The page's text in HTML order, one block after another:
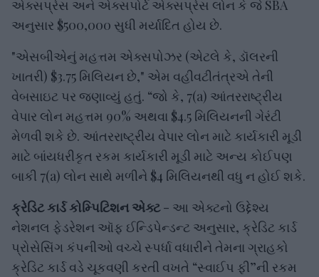
એક્સપ્રેસ અને એક્સપોર્ટ એક્સપ્રેસ લોન કે જે SBA
અનુસાર $500,000 સુધી મર્યાદિત હોય છે.
"એસબીએનું મહત્તમ એક્સપોઝર (એટલે ​​કે, ડૉલરની
ખાતરી) $3.75 મિલિયન છે," એમ વહીવટીતંત્રએ તેની
વેબસાઇટ પર જણાવ્યું હતું. “જો કે, 7(a) આંતરરાષ્ટ્રીય
વેપાર લોન મહત્તમ 90% અથવા $4.5 મિલિયનની ગેરંટી
મેળવી શકે છે. આંતરરાષ્ટ્રીય વેપાર લોન માટે કાર્યકારી મૂડી
માટે બાંયધરીકૃત રકમ કાર્યકારી મૂડી માટે અન્ય કોઈપણ
બાકી 7(a) લોન સાથે મળીને $4 મિલિયનથી વધુ ન હોઈ શકે.
ક્રેડિટ કાર્ડ કોમ્પિટિશન એક્ટ- આ એક્ટનો ઉદ્દેશ્ય
નેશનલ ફેડરેશન ઑફ ઈન્ડિપેન્ડન્ટ અનુસાર, ક્રેડિટ કાર્ડ
પ્રોસેસિંગ કંપનીઓ વચ્ચે સ્પર્ધા વધારીને તેમના ગ્રાહકો
ક્રેડિટ કાર્ડ વડે ચૂકવણી કરતી વખતે “સ્વાઈપ ફી”ની રકમ